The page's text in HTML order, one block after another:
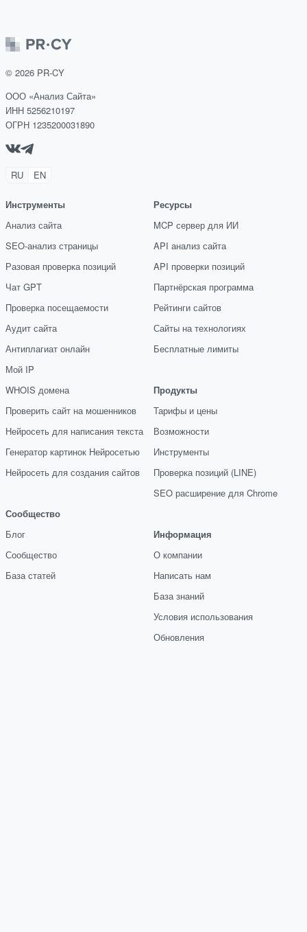
© 2026 PR-CY
ООО «Анализ Сайта»
ИНН 5256210197
ОГРН 1235200031890
RU EN
Инструменты
Анализ сайта
SEO-анализ страницы
Разовая проверка позиций
Чат GPT
Проверка посещаемости
Аудит сайта
Антиплагиат онлайн
Мой IP
WHOIS домена
Проверить сайт на мошенников
Нейросеть для написания текста
Генератор картинок Нейросетью
Нейросеть для создания сайтов
Сообщество
Блог
Сообщество
База статей
Ресурсы
MCP сервер для ИИ
API анализ сайта
API проверки позиций
Партнёрская программа
Рейтинги сайтов
Сайты на технологиях
Бесплатные лимиты
Продукты
Тарифы и цены
Возможности
Инструменты
Проверка позиций (LINE)
SEO расширение для Chrome
Информация
О компании
Написать нам
База знаний
Условия использования
Обновления